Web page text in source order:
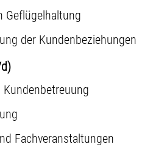
Geflügelhaltung
der Kundenbeziehungen
Fachveranstaltungen